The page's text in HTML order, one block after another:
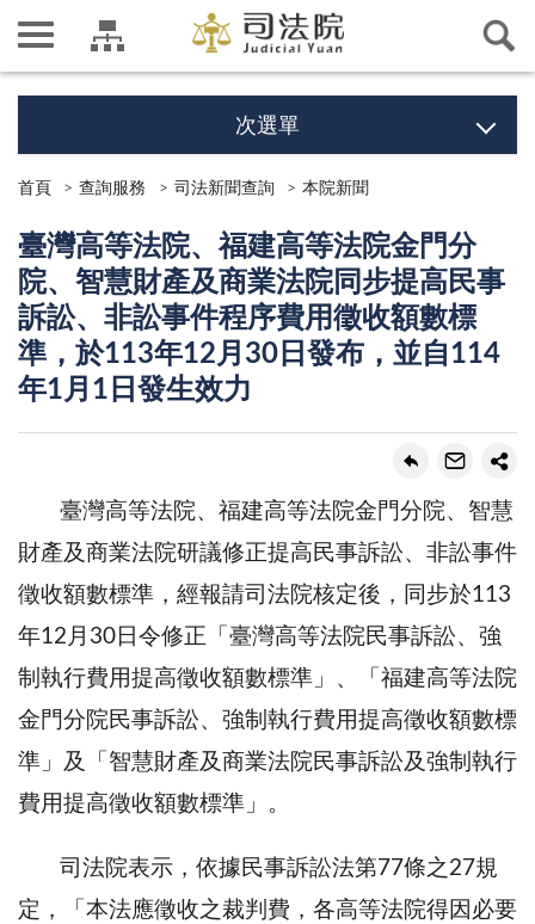
次選單
首頁 查詢服務 司法新聞查詢 本院新聞
臺灣高等法院、福建高等法院金門分
院、智慧財產及商業法院同步提高民事
訴訟、非訟事件程序費用徵收額數標
準，於113年12月30日發布，並自114
年1月1日發生效力
臺灣高等法院、福建高等法院金門分院、智慧
財產及商業法院研議修正提高民事訴訟、非訟事件
徵收額數標準，經報請司法院核定後，同步於113
年12月30日令修正「臺灣高等法院民事訴訟、強
制執行費用提高徵收額數標準」、「福建高等法院
金門分院民事訴訟、強制執行費用提高徵收額數標
準」及「智慧財產及商業法院民事訴訟及強制執行
費用提高徵收額數標準」。
司法院表示，依據民事訴訟法第77條之27規
定，「本法應徵收之裁判費，各高等法院得因必要